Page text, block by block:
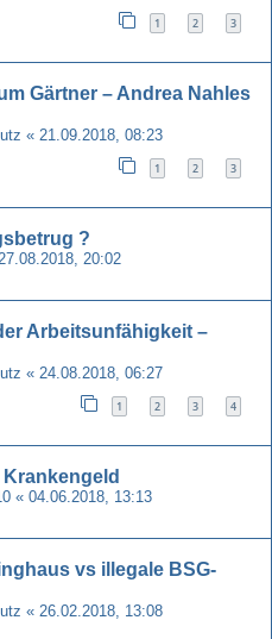
1 2 3
Gärtner – Andrea Nahles
« 21.09.2018, 08:23
1 2 3
?
27.08.2018, 20:02
Arbeitsunfähigkeit –
« 24.08.2018, 06:27
1 2 3 4
« 04.06.2018, 13:13
vs illegale BSG-
« 26.02.2018, 13:08